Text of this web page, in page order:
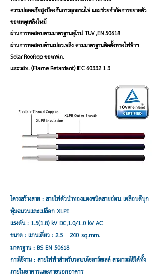
ความปลอดภัยสูงป้องกันการลุกลามไฟ และช่วยจำกัดการขยายตัว
ของเหตุเพลิงไหม้
ผ่านการทดสอบตามมาตรฐานยุโรป TUV ,EN 50618
ผ่านการทดสอบต้านเปลวเพลิง ตามมาตรฐานติดตั้งทางไฟฟ้าฯ
Solar Rooftop ของกฟภ.
และวสท. (Flame Retardant) IEC60332-1-3
โครงสร้างสาย : สายไฟตัวนำทองแดงชนิดสายอ่อน เคลือบดีบุก
หุ้มฉนวนและเปลือก XLPE
แรงดัน : 1.5(1.8) kV DC,1.0/1.0 kV AC
ขนาด : แกนเดี่ยว : 2.5 – 240 sq.mm.
มาตรฐาน : BS EN 50618
การใช้งาน : สายไฟฟ้าสำหรับระบบโซลาร์เซลล์ สามารถใช้ได้ทั้ง
ภายในอาคารและภายนอกอาคาร